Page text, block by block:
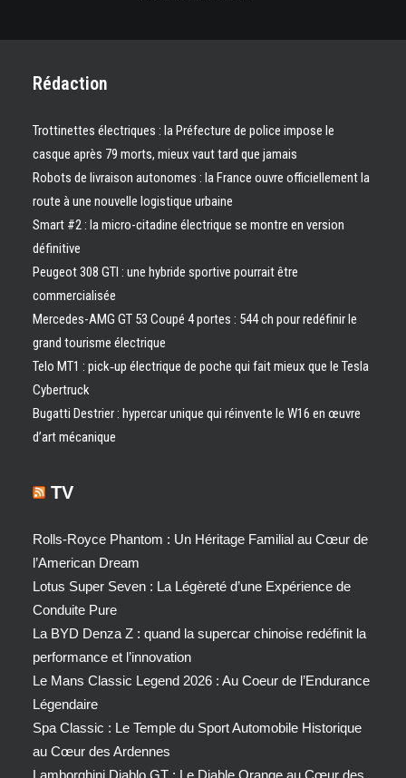
Rédaction
Trottinettes électriques : la Préfecture de police impose le
casque après 79 morts, mieux vaut tard que jamais
Robots de livraison autonomes : la France ouvre officiellement la
route à une nouvelle logistique urbaine
Smart #2 : la micro-citadine électrique se montre en version
définitive
Peugeot 308 GTI : une hybride sportive pourrait être
commercialisée
Mercedes-AMG GT 53 Coupé 4 portes : 544 ch pour redéfinir le
grand tourisme électrique
Telo MT1 : pick‑up électrique de poche qui fait mieux que le Tesla
Cybertruck
Bugatti Destrier : hypercar unique qui réinvente le W16 en œuvre
d’art mécanique
TV
Rolls-Royce Phantom : Un Héritage Familial au Cœur de
l’American Dream
Lotus Super Seven : La Légèreté d’une Expérience de
Conduite Pure
La BYD Denza Z : quand la supercar chinoise redéfinit la
performance et l’innovation
Le Mans Classic Legend 2026 : Au Coeur de l’Endurance
Légendaire
Spa Classic : Le Temple du Sport Automobile Historique
au Cœur des Ardennes
Lamborghini Diablo GT : Le Diable Orange au Cœur des